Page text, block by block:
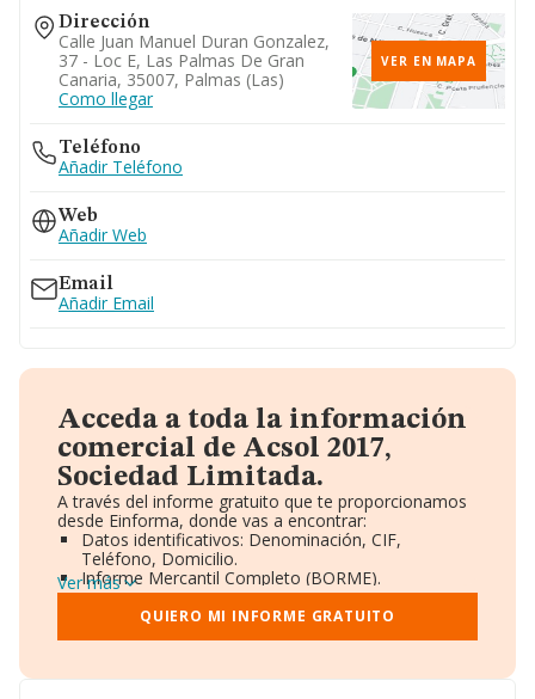
Dirección
Calle Juan Manuel Duran Gonzalez,
37 - Loc E, Las Palmas De Gran
Canaria, 35007, Palmas (las)
Como llegar
VER EN MAPA
Teléfono
Añadir Teléfono
Web
Añadir Web
Email
Añadir Email
Acceda a toda la información
comercial de Acsol 2017,
Sociedad Limitada.
A través del informe gratuito que te proporcionamos
desde Einforma, donde vas a encontrar:
Datos identificativos: Denominación, CIF,
Teléfono, Domicilio.
Informe Mercantil Completo (BORME).
Gráficos de Evolución Ventas y Empleados.
Consejo de Administración y Administradores.
Directivos y Ejecutivos.
Ver más
QUIERO MI INFORME GRATUITO